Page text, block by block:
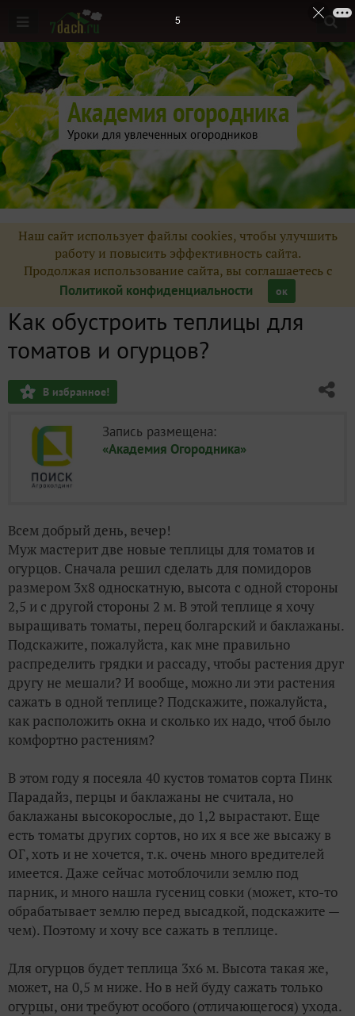
Наш сайт использует файлы cookies, чтобы улучшить
работу и повысить эффективность сайта.
Продолжая использование сайта, вы соглашаетесь с
Политикой конфиденциальности
ок
Как обустроить теплицы для
томатов и огурцов?
В избранное!
Запись размещена:
«Академия Огородника»
Всем добрый день, вечер!
Муж мастерит две новые теплицы для томатов и
огурцов. Сначала решил сделать для помидоров
размером 3х8 односкатную, высота с одной стороны
2,5 и с другой стороны 2 м. В этой теплице я хочу
выращивать томаты, перец болгарский и баклажаны.
Подскажите, пожалуйста, как мне правильно
распределить грядки и рассаду, чтобы растения друг
другу не мешали? И вообще, можно ли эти растения
сажать в одной теплице? Подскажите, пожалуйста,
как расположить окна и сколько их надо, чтоб было
комфортно растениям?
В этом году я посеяла 40 кустов томатов сорта Пинк
Парадайз, перцы и баклажаны не считала, но
баклажаны высокорослые, до 1,2 вырастают. Еще
есть томаты других сортов, но их я все же высажу в
ОГ, хоть и не хочется, т.к. очень много вредителей
имеется. Даже сейчас мотоблочили землю под
парник, и много нашла гусениц совки (может, кто-то
обрабатывает землю перед высадкой, подскажите —
чем). Поэтому и хочу все сажать в теплице.
Для огурцов будет теплица 3х6 м. Высота такая же,
может, на 0,5 м ниже. Но в ней буду сажать только
огурцы, они требуют особого (отличающегося) ухода.
4